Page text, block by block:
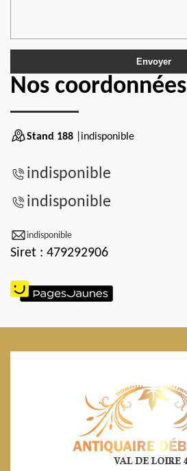
Nos coordonnées
Stand 188 |indisponible
indisponible
indisponible
indisponible
Siret : 479292906